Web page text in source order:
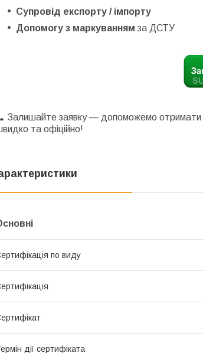
Супровід експорту / імпорту
Допомогу з маркуванням за ДСТУ
Залишайте заявку — допоможемо отримати
та офіційно!
по виду
дії сертифіката